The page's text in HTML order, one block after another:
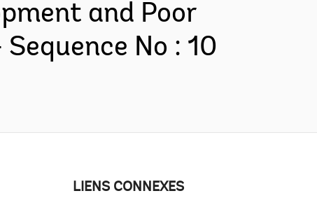
and Poor
No : 10
LIENS CONNEXES